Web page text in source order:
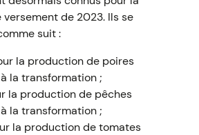
de 2023. Ils se
suit :
la production de poires
la transformation ;
la production de pêches
la transformation ;
la production de tomates